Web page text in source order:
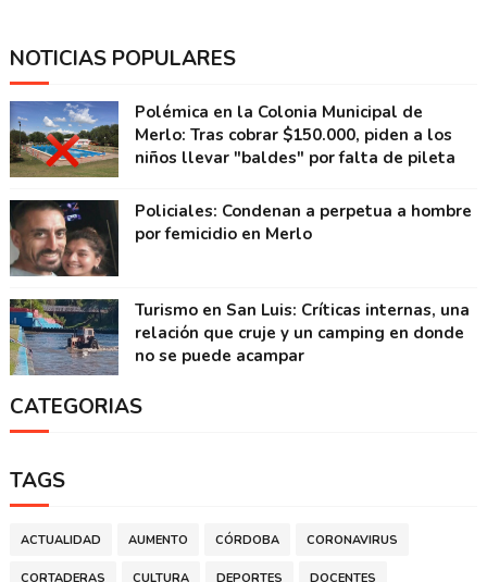
NOTICIAS POPULARES
Polémica en la Colonia Municipal de
Merlo: Tras cobrar $150.000, piden a los
niños llevar "baldes" por falta de pileta
Policiales: Condenan a perpetua a hombre
por femicidio en Merlo
Turismo en San Luis: Críticas internas, una
relación que cruje y un camping en donde
no se puede acampar
CATEGORIAS
TAGS
ACTUALIDAD AUMENTO CÓRDOBA CORONAVIRUS
CORTADERAS CULTURA DEPORTES DOCENTES